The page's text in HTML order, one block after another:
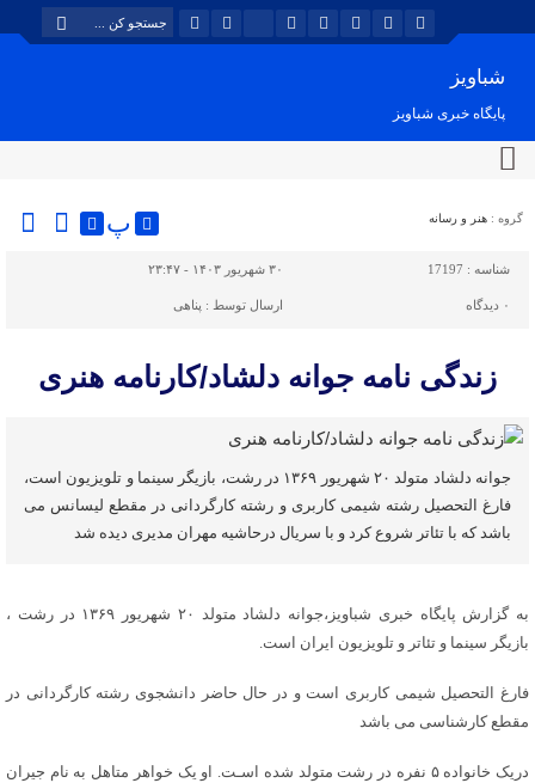
شباویز
پایگاه خبری شباویز
گروه : هنر و رسانه پ
شناسه : 17197 ۳۰ شهریور ۱۴۰۳ - ۲۳:۴۷
۰ دیدگاه ارسال توسط : پناهی
زندگی نامه جوانه دلشاد/کارنامه هنری
جوانه دلشاد متولد ۲۰ شهریور ۱۳۶۹ در رشت، بازیگر سینما و تلویزیون است،
فارغ التحصیل رشته شیمی کاربری و رشته کارگردانی در مقطع لیسانس می
باشد که با تئاتر شروع کرد و با سریال درحاشیه مهران مدیری دیده شد
به گزارش پایگاه خبری شباویز،جوانه دلشاد متولد ۲۰ شهریور ۱۳۶۹ در رشت ،
بازیگر سینما و تئاتر و تلویزیون ایران است.
فارغ التحصیل شیمی کاربری است و در حال حاضر دانشجوی رشته کارگردانی در
مقطع کارشناسی می باشد
دریک خانواده ۵ نفره در رشت متولد شده اسـت. او یک خواهر متاهل به نام جیران